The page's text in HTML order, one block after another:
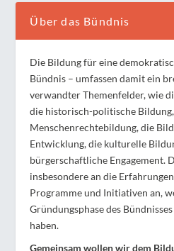
Über das Bündnis
Die Bildung für eine
Bündnis – umfassen damit ein
verwandter Themenfelder, wie
die historisch-politische
Menschenrechtebildung, die
Entwicklung, die kulturelle
bürgerschaftliche Engagement.
insbesondere an die
Programme und Initiativen an,
Gründungsphase des
haben.
Gemeinsam wollen wir dem